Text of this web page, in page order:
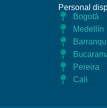
Personal
Bogotá
Medellín
Pereira
Cali